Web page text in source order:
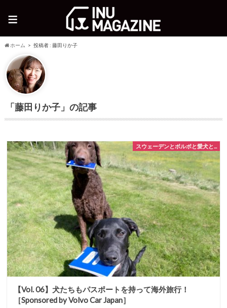
≡
ホーム 投稿者 : 藤田りか子
「藤田りか子」の記事
スウェーデンとボルボと愛犬と...
【Vol. 06】犬たちもパスポートを持って海外旅行！
［Sponsored by Volvo Car Japan］